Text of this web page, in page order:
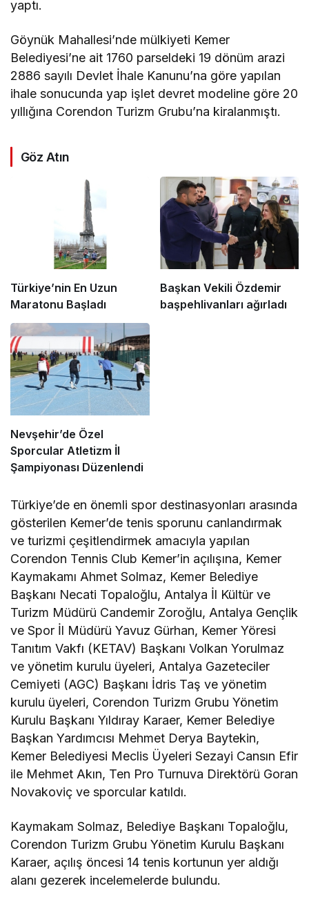
yaptı.
Göynük Mahallesi’nde mülkiyeti Kemer
Belediyesi’ne ait 1760 parseldeki 19 dönüm arazi
2886 sayılı Devlet İhale Kanunu’na göre yapılan
ihale sonucunda yap işlet devret modeline göre 20
yıllığına Corendon Turizm Grubu’na kiralanmıştı.
Göz Atın
Türkiye’nin En Uzun
Maratonu Başladı
Başkan Vekili Özdemir
başpehlivanları ağırladı
Nevşehir’de Özel
Sporcular Atletizm İl
Şampiyonası Düzenlendi
Türkiye’de en önemli spor destinasyonları arasında
gösterilen Kemer’de tenis sporunu canlandırmak
ve turizmi çeşitlendirmek amacıyla yapılan
Corendon Tennis Club Kemer’in açılışına, Kemer
Kaymakamı Ahmet Solmaz, Kemer Belediye
Başkanı Necati Topaloğlu, Antalya İl Kültür ve
Turizm Müdürü Candemir Zoroğlu, Antalya Gençlik
ve Spor İl Müdürü Yavuz Gürhan, Kemer Yöresi
Tanıtım Vakfı (KETAV) Başkanı Volkan Yorulmaz
ve yönetim kurulu üyeleri, Antalya Gazeteciler
Cemiyeti (AGC) Başkanı İdris Taş ve yönetim
kurulu üyeleri, Corendon Turizm Grubu Yönetim
Kurulu Başkanı Yıldıray Karaer, Kemer Belediye
Başkan Yardımcısı Mehmet Derya Baytekin,
Kemer Belediyesi Meclis Üyeleri Sezayi Cansın Efir
ile Mehmet Akın, Ten Pro Turnuva Direktörü Goran
Novakoviç ve sporcular katıldı.
Kaymakam Solmaz, Belediye Başkanı Topaloğlu,
Corendon Turizm Grubu Yönetim Kurulu Başkanı
Karaer, açılış öncesi 14 tenis kortunun yer aldığı
alanı gezerek incelemelerde bulundu.